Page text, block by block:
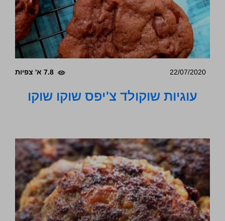
22/07/2020 7.8 א' צפיות
עוגיות שוקולד צ'יפס שוקו שוקו